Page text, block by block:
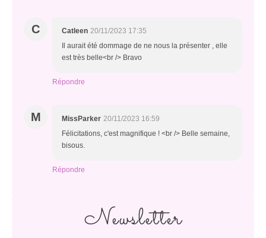
C Catleen 20/11/2023 17:35
Il aurait été dommage de ne nous la présenter , elle
est très belle<br /> Bravo
Répondre
M MissParker 20/11/2023 16:59
Félicitations, c'est magnifique ! <br /> Belle semaine,
bisous.
Répondre
Newsletter